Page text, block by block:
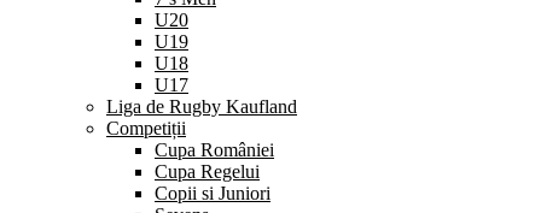
U20
U19
U18
U17
Liga de Rugby Kaufland
Competiții
Cupa României
Cupa Regelui
Copii si Juniori